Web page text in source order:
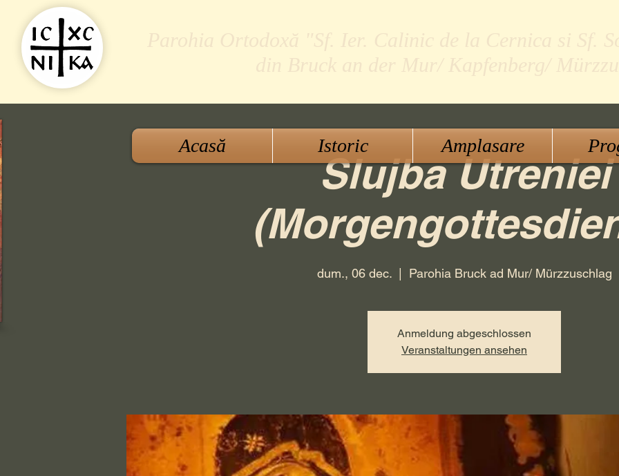
Slujba Utreniei
dum., 06 dec.
  |
Parohia Bruck ad Mur/ Mürzzuschlag
Anmeldung abgeschlossen
Veranstaltungen ansehen
Acasă Istoric Amplasare